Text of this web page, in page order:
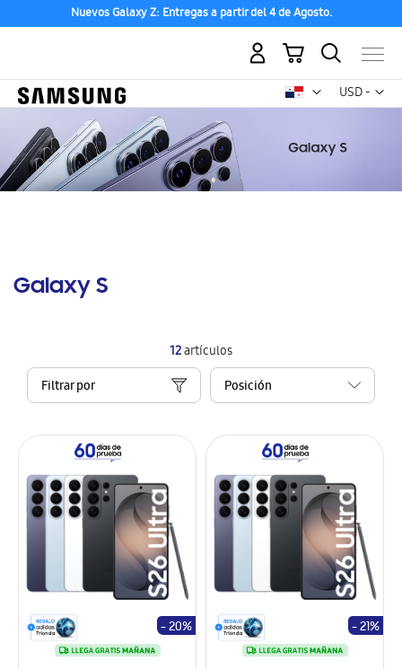
Nuevos Galaxy Z: Entregas a partir del 4 de Agosto.
USD -
dólar
Mi carrito
Galaxy S
12artículos
Filtrar por
- 20% - 21%